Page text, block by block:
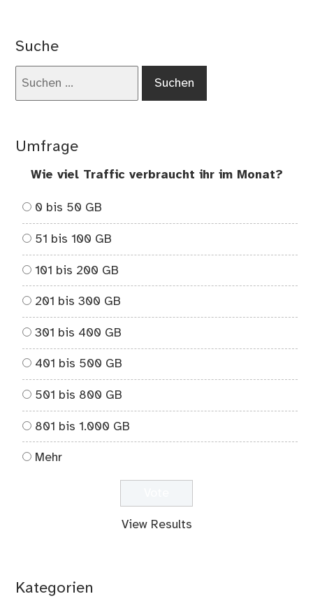
Suche
Umfrage
Wie viel Traffic verbraucht ihr im Monat?
0 bis 50 GB
51 bis 100 GB
101 bis 200 GB
201 bis 300 GB
301 bis 400 GB
401 bis 500 GB
501 bis 800 GB
801 bis 1.000 GB
Mehr
View Results
Kategorien